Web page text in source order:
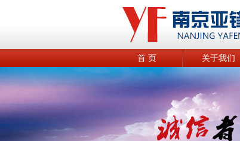
首 页 关于我们